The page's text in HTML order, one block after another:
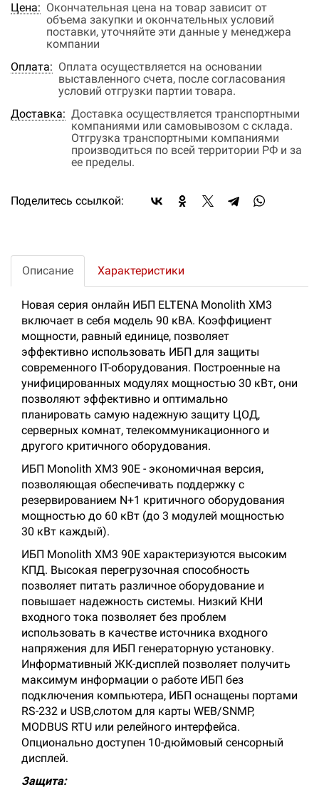
Цена: Окончательная цена на товар зависит от
объема закупки и окончательных условий
поставки, уточняйте эти данные у менеджера
компании
Оплата: Оплата осуществляется на основании
выставленного счета, после согласования
условий отгрузки партии товара.
Доставка: Доставка осуществляется транспортными
компаниями или самовывозом с склада.
Отгрузка транспортными компаниями
производиться по всей территории РФ и за
ее пределы.
Поделитесь ссылкой:
Описание Характеристики
Новая серия онлайн ИБП ELTENA Monolith XM3
включает в себя модель 90 кВА. Коэффициент
мощности, равный единице, позволяет
эффективно использовать ИБП для защиты
современного IT-оборудования. Построенные на
унифицированных модулях мощностью 30 кВт, они
позволяют эффективно и оптимально
планировать самую надежную защиту ЦОД,
серверных комнат, телекоммуникационного и
другого критичного оборудования.
ИБП Monolith XM3 90E - экономичная версия,
позволяющая обеспечивать поддержку с
резервированием N+1 критичного оборудования
мощностью до 60 кВт (до 3 модулей мощностью
30 кВт каждый).
ИБП Monolith XM3 90E характеризуются высоким
КПД. Высокая перегрузочная способность
позволяет питать различное оборудование и
повышает надежность системы. Низкий КНИ
входного тока позволяет без проблем
использовать в качестве источника входного
напряжения для ИБП генераторную установку.
Информативный ЖК-дисплей позволяет получить
максимум информации о работе ИБП без
подключения компьютера, ИБП оснащены портами
RS-232 и USB,слотом для карты WEB/SNMP,
MODBUS RTU или релейного интерфейса.
Опционально доступен 10-дюймовый сенсорный
дисплей.
Защита: